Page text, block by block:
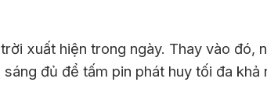
xuất hiện trong ngày. Thay vào đó,
đủ để tấm pin phát huy tối đa khả